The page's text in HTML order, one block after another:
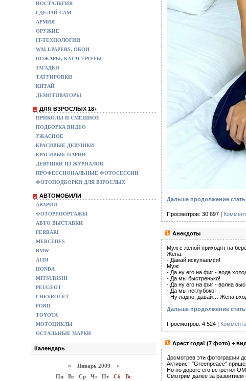
НОСТАЛЬГИЯ
СДЕЛАЙ САМ
АРМИЯ
ОРУЖИЕ
IT-ТЕХНОЛОГИИ
WALLPAPERS, ОБОИ
ПОЖАРЫ, КАТАСТРОФЫ
ЗАГАДКИ
ТАТУИРОВКИ
КИТАЙ
ДЕМОТИВАТОРЫ
ДЛЯ ВЗРОСЛЫХ 18+
ПРИКОЛЫ И СМЕШНОЕ
ПОДБОРКА ВИДЕО
УЖАСНОЕ
КРАСИВЫЕ ДЕВУШКИ
КРАСИВЫЕ ПАРНИ
ДЕВУШКИ ИЗ ЖУРНАЛОВ
ПРОФЕССИОНАЛЬНЫЕ ФОТОСЕССИИ
ФОТОПОДБОРКИ ДЛЯ ВЗРОСЛЫХ
АВТОМОБИЛИ
АВАРИИ
ФОТОРЕПОРТАЖЫ
АВТО ВЫСТАВКИ
FERRARI
MERCEDES
BMW
AUDI
HONDA
MITSUBISHI
PEUGEOT
CHEVROLET
FORD
TOYOTA
МОТОЦИКЛЫ
ОСТАЛЬНЫЕ МАРКИ
Календарь
«Январь 2009 »
Пн
Вт Ср Чт Пт Сб
Вс
Дальше продолжение
Просмотров: 30 697 |
Анекдоты
Муж с женой приходят на
Жена:
- Давай искупаемся!
Муж:
- Да ну его на фиг - вода
- Да мы быстренько!
- Да ну его на фиг - волна
- Да мы неглубоко!
- Ну ладно, давай… Жена
Дальше продолжение
Просмотров: 4 524 |
Арест года! (7 фото) +
Досмотрев эти фотографии
Активист "Greenpeace"
Но по дороге его встретил
Смотрим далее за развитием